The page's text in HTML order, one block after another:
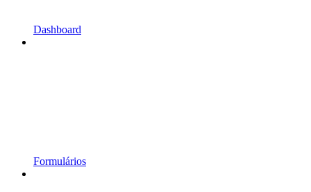
Dashboard
Formulários